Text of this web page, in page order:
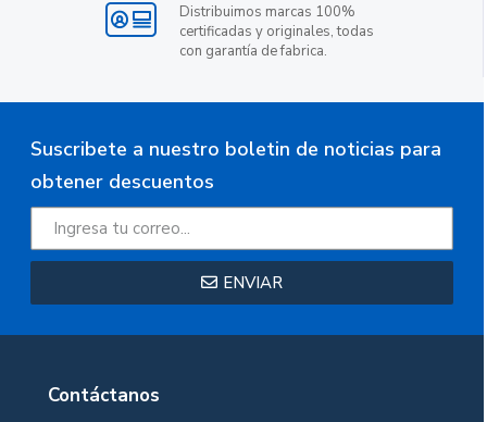
Distribuimos marcas 100%
certificadas y originales, todas
con garantía de fabrica.
Suscribete a nuestro boletin de noticias para
obtener descuentos
ENVIAR
Contáctanos